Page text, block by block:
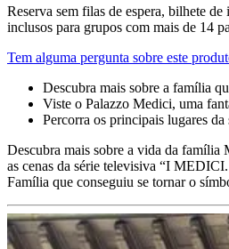
Reserva sem filas de espera, bilhete
inclusos para grupos com mais de 14
Tem alguma pergunta sobre este
Descubra mais sobre a família
Viste o Palazzo Medici, uma
Percorra os principais lugares
Descubra mais sobre a vida da família
as cenas da série televisiva “I
Família que conseguiu se tornar o